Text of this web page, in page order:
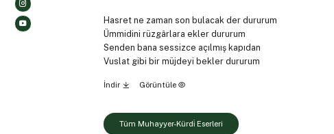
Hasret ne zaman son bulacak der dururum
Ümmidini rüzgârlara ekler dururum
Senden bana sessizce açılmış kapıdan
Vuslat gibi bir müjdeyi bekler dururum
İndir Görüntüle
Tüm Muhayyer-Kürdi̇ Eserleri